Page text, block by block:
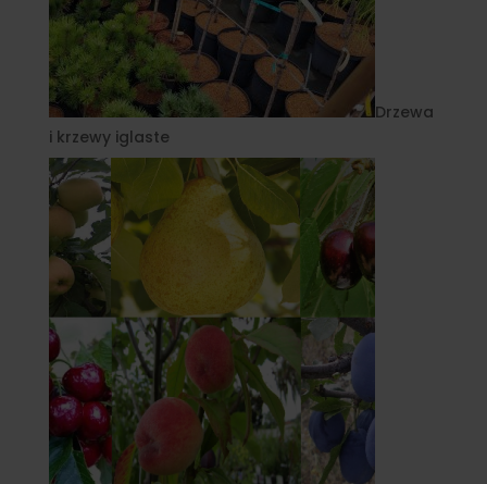
Drzewa
i krzewy iglaste